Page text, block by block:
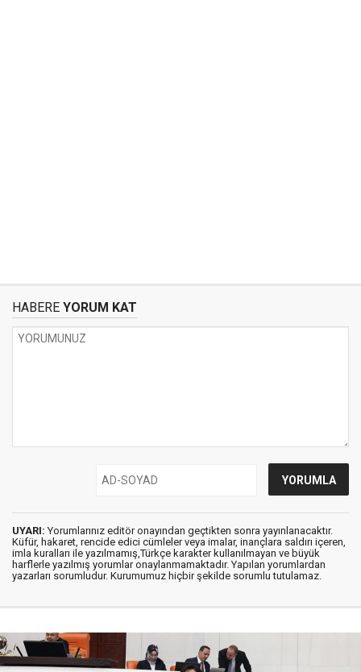
HABERE YORUM KAT
UYARI: Yorumlarınız editör onayından geçtikten sonra yayınlanacaktır.
Küfür, hakaret, rencide edici cümleler veya imalar, inançlara saldırı içeren,
imla kuralları ile yazılmamış,Türkçe karakter kullanılmayan ve büyük
harflerle yazılmış yorumlar onaylanmamaktadır. Yapılan yorumlardan
yazarları sorumludur. Kurumumuz hiçbir şekilde sorumlu tutulamaz.